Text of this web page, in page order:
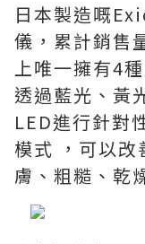
日本製造嘅
儀，累計銷售
上唯一擁有4
透過藍光、黃
LED進行針對
模式 ，可以改
膚、粗糙、乾